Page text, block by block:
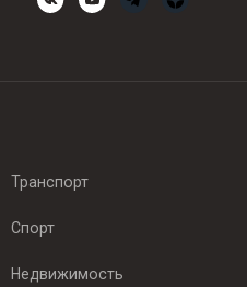
Транспорт
Спорт
Недвижимость